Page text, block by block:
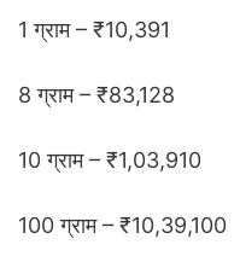
1 ग्राम – ₹10,391
8 ग्राम – ₹83,128
10 ग्राम – ₹1,03,910
100 ग्राम – ₹10,39,100